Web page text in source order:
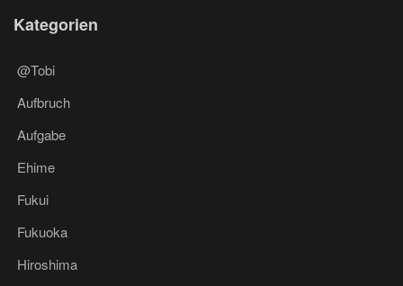
Kategorien
@Tobi
Aufbruch
Aufgabe
Ehime
Fukui
Fukuoka
Hiroshima